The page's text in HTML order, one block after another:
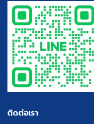
ติดต่อเรา